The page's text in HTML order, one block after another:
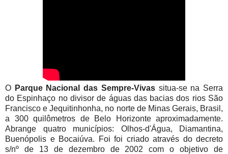
O Parque Nacional das Sempre-Vivassitua-se na Serra
do Espinhaço no divisor de águas das bacias dos rios São
Francisco e Jequitinhonha, no norte de Minas Gerais, Brasil,
a 300 quilômetros de Belo Horizonte aproximadamente.
Abrange quatro municípios: Olhos-d'Água, Diamantina,
Buenópolis e Bocaiúva. Foi foi criado através do decreto
s/nº de 13 de dezembro de 2002 com o objetivo de